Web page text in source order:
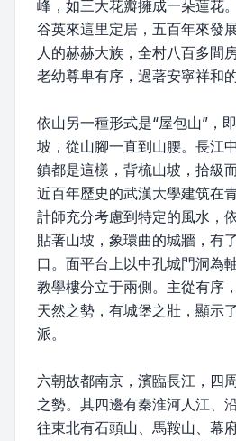
峰，如三大花瓣擁成一朵蓮花
谷英來這里定居，五百年來發
人的赫赫大族，全村八百多間
老幼尊卑有序，過著安寧祥和的
依山另一種形式是“屋包山”，
坡，從山腳一直到山腰。長江
鎮都是這樣，背梳山坡，拾級
近百年歷史的武漢大學建筑在
計師充分考慮到特定的風水，
貼著山坡，象環曲的城牆，有
口。面平台上以中孔城門洞為
教學樓分立于兩側。主從有序
天然之勢，有城堡之壯，顯示
派。
六朝故都南京，濱臨長江，四
之勢。其四邊有秦淮河人江、
往東北有石頭山、馬鞍山、幕